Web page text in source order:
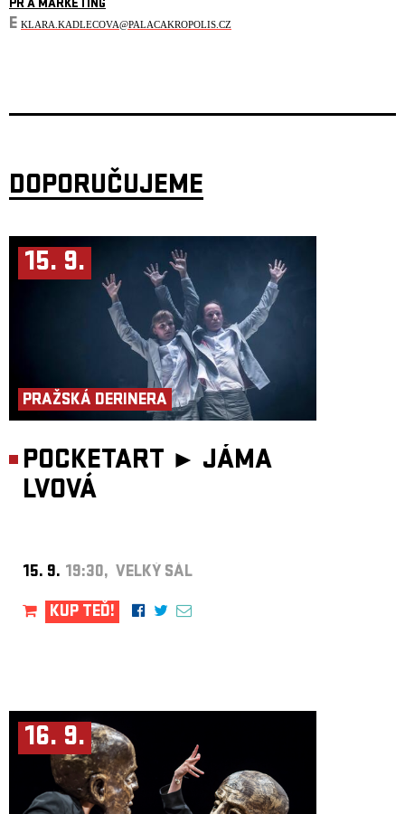
PR A MARKETING
E KLARA.KADLECOVA@PALACAKROPOLIS.CZ
DOPORUČUJEME
15. 9.
PRAŽSKÁ DERINERA
POCKETART ► JÁMA
LVOVÁ
15. 9. 19:30, VELKÝ SÁL
KUP TEĎ!
16. 9.